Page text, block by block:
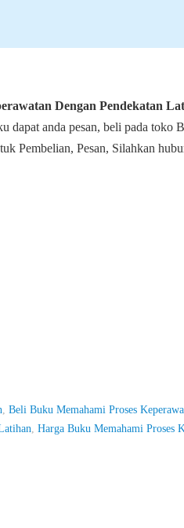
Dengan Pendekatan
dapat anda pesan, beli pada toko
Pembelian, Pesan, Silahkan
Beli Buku Memahami Proses
Harga Buku Memahami Proses